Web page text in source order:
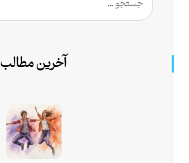
آخرین مطالب